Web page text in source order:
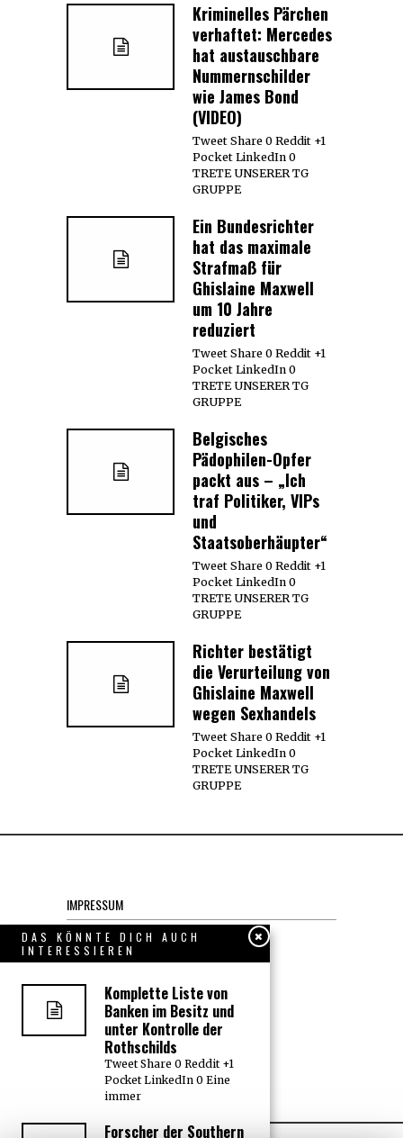
Kriminelles Pärchen
verhaftet: Mercedes
hat austauschbare
Nummernschilder
wie James Bond
(VIDEO)
Tweet Share 0 Reddit +1
Pocket LinkedIn 0
TRETE UNSERER TG
GRUPPE
Ein Bundesrichter
hat das maximale
Strafmaß für
Ghislaine Maxwell
um 10 Jahre
reduziert
Tweet Share 0 Reddit +1
Pocket LinkedIn 0
TRETE UNSERER TG
GRUPPE
Belgisches
Pädophilen-Opfer
packt aus – „Ich
traf Politiker, VIPs
und
Staatsoberhäupter“
Tweet Share 0 Reddit +1
Pocket LinkedIn 0
TRETE UNSERER TG
GRUPPE
Richter bestätigt
die Verurteilung von
Ghislaine Maxwell
wegen Sexhandels
Tweet Share 0 Reddit +1
Pocket LinkedIn 0
TRETE UNSERER TG
GRUPPE
IMPRESSUM
Datenschutzerklärung
KONTAKT
Über uns, den “Wächter”
DAS KÖNNTE DICH AUCH
INTERESSIEREN
Komplette Liste von
Banken im Besitz und
unter Kontrolle der
Rothschilds
Tweet Share 0 Reddit +1
Pocket LinkedIn 0 Eine
immer
Forscher der Southern